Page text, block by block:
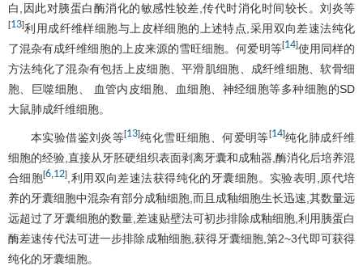
白,因此对胰蛋白酶消化的敏感性较差,传代时消化时间较长。刘炎等
[13]利用成纤维样细胞与上皮样细胞的上述特点,采用双向差速法纯化
了混杂有成纤维细胞的上皮来源的雪旺细胞。何爱明等[14]使用同样的
方法纯化了混杂有包括上皮细胞、平滑肌细胞、成纤维细胞、软骨细
胞、巨噬细胞、 血管内皮细胞、血细胞、神经细胞等多种细胞的SD
大鼠肺成纤维细胞。
本实验借鉴刘炎等[13]纯化雪旺细胞、何爱明等[14]纯化肺成纤维
细胞的经验,直接从牙胚硬组织表面剥离牙囊和成釉器,酶消化后培养混
合细胞[6 12] ,利用双向差速法获得纯化的牙囊细胞。实验表明,原代培
养的牙囊细胞中混杂有部分成釉细胞,而且成釉细胞生长迅速,其数量远
远超过了牙囊细胞的数量,差速贴壁法可初步排除成釉细胞,利用胰蛋白
酶差速传代法可进一步排除成釉细胞,获得牙囊细胞,第2~3代即可获得
纯化的牙囊细胞。